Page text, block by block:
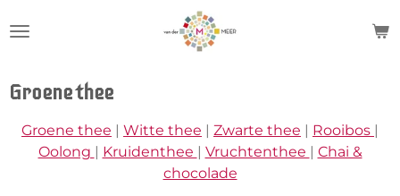
direct
de
hoofdinhoud
Groene thee
Groene thee | Witte thee | Zwarte thee | Rooibos |
Oolong | Kruidenthee | Vruchtenthee | Chai &
chocolade